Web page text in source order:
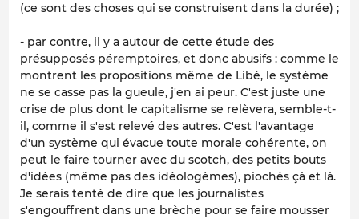
(ce sont des choses qui se construisent dans la durée) ;
- par contre, il y a autour de cette étude des
présupposés péremptoires, et donc abusifs : comme le
montrent les propositions même de Libé, le système
ne se casse pas la gueule, j'en ai peur. C'est juste une
crise de plus dont le capitalisme se relèvera, semble-t-
il, comme il s'est relevé des autres. C'est l'avantage
d'un système qui évacue toute morale cohérente, on
peut le faire tourner avec du scotch, des petits bouts
d'idées (même pas des idéologèmes), piochés çà et là.
Je serais tenté de dire que les journalistes
s'engouffrent dans une brèche pour se faire mousser